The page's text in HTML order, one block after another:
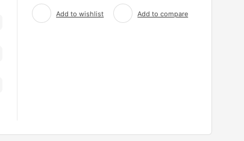
Add to wishlist Add to compare